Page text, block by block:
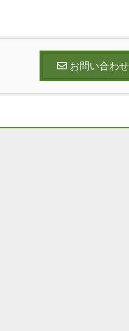
お問い合わせ